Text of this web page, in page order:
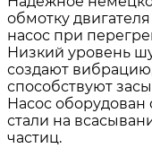
обмотку
насос при
Низкий уровень
создают
способствуют
Насос
стали на
частиц.